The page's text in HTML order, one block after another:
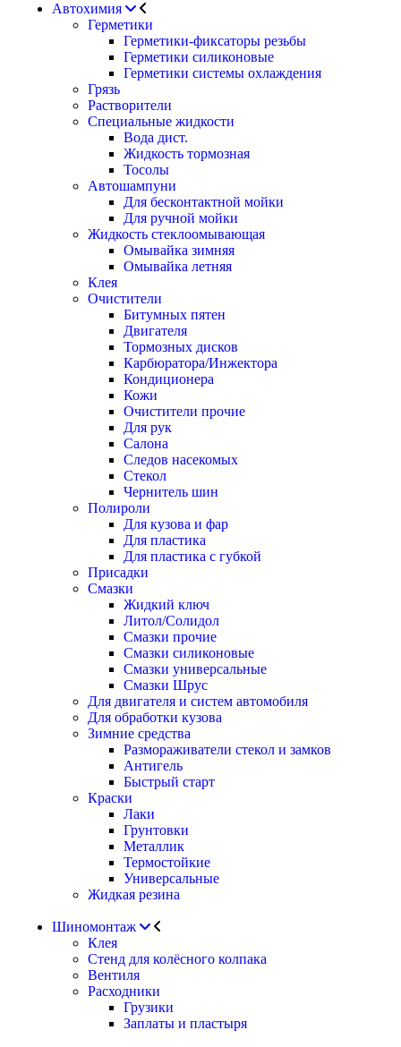
Автохимия
Герметики
Герметики-фиксаторы резьбы
Герметики силиконовые
Герметики системы охлаждения
Грязь
Растворители
Специальные жидкости
Вода дист.
Жидкость тормозная
Тосолы
Автошампуни
Для бесконтактной мойки
Для ручной мойки
Жидкость стеклоомывающая
Омывайка зимняя
Омывайка летняя
Клея
Очистители
Битумных пятен
Двигателя
Тормозных дисков
Карбюратора/Инжектора
Кондиционера
Кожи
Очистители прочие
Для рук
Салона
Следов насекомых
Стекол
Чернитель шин
Полироли
Для кузова и фар
Для пластика
Для пластика с губкой
Присадки
Смазки
Жидкий ключ
Литол/Солидол
Смазки прочие
Смазки силиконовые
Смазки универсальные
Смазки Шрус
Для двигателя и систем автомобиля
Для обработки кузова
Зимние средства
Размораживатели стекол и замков
Антигель
Быстрый старт
Краски
Лаки
Грунтовки
Металлик
Термостойкие
Универсальные
Жидкая резина
Шиномонтаж
Клея
Стенд для колёсного колпака
Вентиля
Расходники
Грузики
Заплаты и пластыря